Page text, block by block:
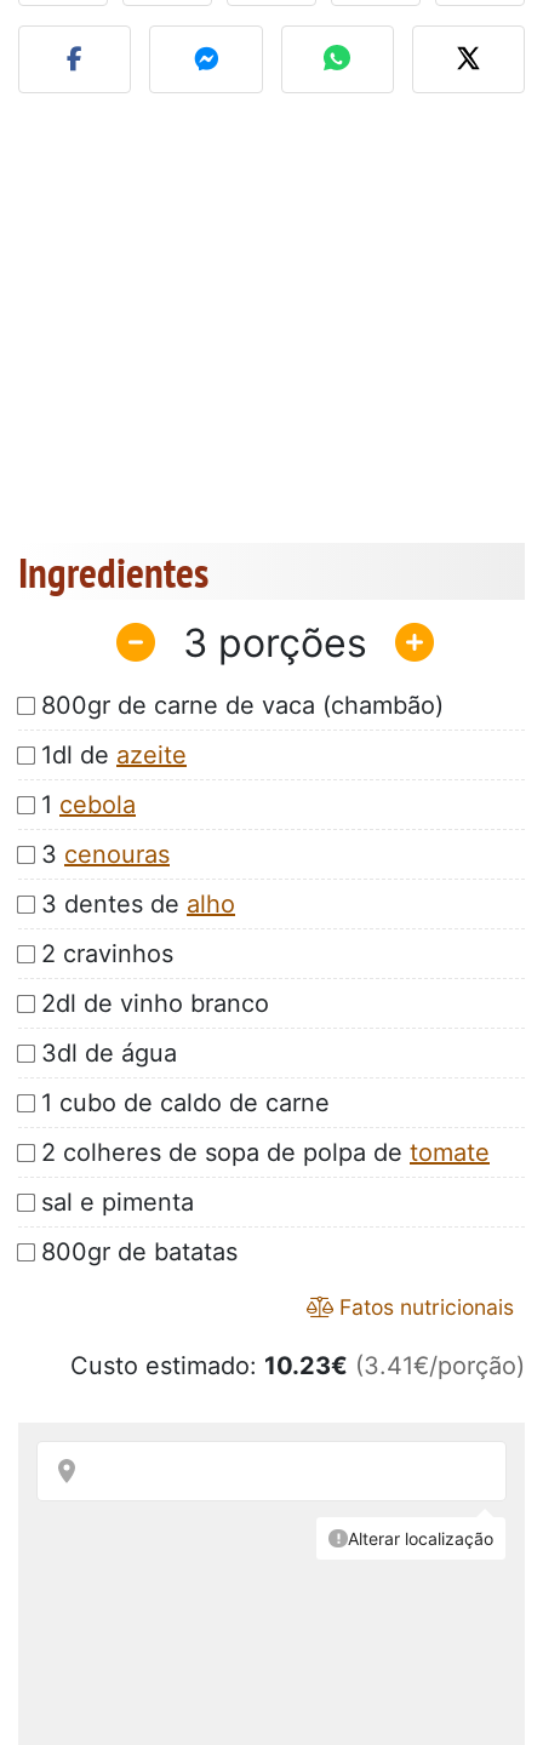
Fez esta receita?
Ingredientes
3
800gr de carne de vaca (chambão)
1dl de azeite
1 cebola
3 cenouras
3 dentes de alho
2 cravinhos
2dl de vinho branco
3dl de água
1 cubo de caldo de carne
2 colheres de sopa de polpa de tomate
sal e pimenta
800gr de batatas
Fatos nutricionais
Custo estimado: 10.23€ (3.41€/porção)